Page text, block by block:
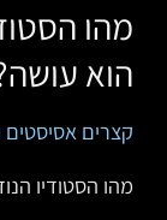
מהו
הוא
קצרים אסיסטים
מהו הסטודיו